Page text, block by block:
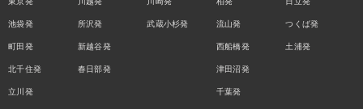
池袋発
町田発
北千住発
立川発
所沢発
新越谷発
春日部発
武蔵小杉発 流山発
西船橋発
津田沼発
千葉発
つくば発
土浦発